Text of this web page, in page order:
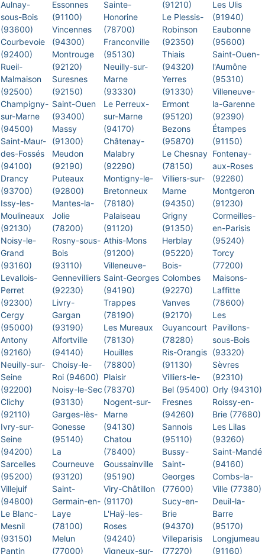
Aulnay-
sous-Bois
(93600)
Courbevoie
(92400)
Rueil-
Malmaison
(92500)
Champigny-
sur-Marne
(94500)
Saint-Maur-
des-Fossés
(94100)
Drancy
(93700)
Issy-les-
Moulineaux
(92130)
Noisy-le-
Grand
(93160)
Levallois-
Perret
(92300)
Cergy
(95000)
Antony
(92160)
Neuilly-sur-
Seine
(92200)
Clichy
(92110)
Ivry-sur-
Seine
(94200)
Sarcelles
(95200)
Villejuif
(94800)
Le Blanc-
Mesnil
(93150)
Pantin
Essonnes
(91100)
Vincennes
(94300)
Montrouge
(92120)
Suresnes
(92150)
Saint-Ouen
(93400)
Massy
(91300)
Meudon
(92190)
Puteaux
(92800)
Mantes-la-
Jolie
(78200)
Rosny-sous-
Bois
(93110)
Gennevilliers
(92230)
Livry-
Gargan
(93190)
Alfortville
(94140)
Choisy-le-
Roi (94600)
Noisy-le-Sec
(93130)
Garges-lès-
Gonesse
(95140)
La
Courneuve
(93120)
Saint-
Germain-en-
Laye
(78100)
Melun
(77000)
Sainte-
Honorine
(78700)
Franconville
(95130)
Neuilly-sur-
Marne
(93330)
Le Perreux-
sur-Marne
(94170)
Châtenay-
Malabry
(92290)
Montigny-le-
Bretonneux
(78180)
Palaiseau
(91120)
Athis-Mons
(91200)
Villeneuve-
Saint-Georges
(94190)
Trappes
(78190)
Les Mureaux
(78130)
Houilles
(78800)
Plaisir
(78370)
Nogent-sur-
Marne
(94130)
Chatou
(78400)
Goussainville
(95190)
Viry-Châtillon
(91170)
L'Haÿ-les-
Roses
(94240)
Vigneux-sur-
(91210)
Le Plessis-
Robinson
(92350)
Thiais
(94320)
Yerres
(91330)
Ermont
(95120)
Bezons
(95870)
Le Chesnay
(78150)
Villiers-sur-
Marne
(94350)
Grigny
(91350)
Herblay
(95220)
Bois-
Colombes
(92270)
Vanves
(92170)
Guyancourt
(78280)
Ris-Orangis
(91130)
Villiers-le-
Bel (95400)
Fresnes
(94260)
Sannois
(95110)
Bussy-
Saint-
Georges
(77600)
Sucy-en-
Brie
(94370)
Villeparisis
(77270)
Les Ulis
(91940)
Eaubonne
(95600)
Saint-Ouen-
l'Aumône
(95310)
Villeneuve-
la-Garenne
(92390)
Étampes
(91150)
Fontenay-
aux-Roses
(92260)
Montgeron
(91230)
Cormeilles-
en-Parisis
(95240)
Torcy
(77200)
Maisons-
Laffitte
(78600)
Les
Pavillons-
sous-Bois
(93320)
Sèvres
(92310)
Orly (94310)
Roissy-en-
Brie (77680)
Les Lilas
(93260)
Saint-Mandé
(94160)
Combs-la-
Ville (77380)
Deuil-la-
Barre
(95170)
Longjumeau
(91160)